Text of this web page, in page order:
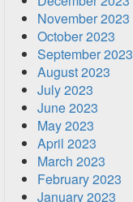
November 2023
October 2023
September 2023
August 2023
July 2023
June 2023
May 2023
April 2023
March 2023
February 2023
January 2023